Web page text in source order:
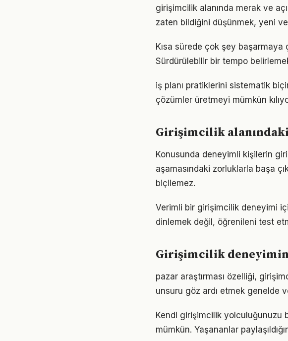
girişimcilik alanında merak ve
zaten bildiğini düşünmek, yeni
Kısa sürede çok şey başarmaya
Sürdürülebilir bir tempo
iş planı pratiklerini sistematik
çözümler üretmeyi mümkün
Girişimcilik
Konusunda deneyimli kişilerin
aşamasındaki zorluklarla başa
biçilemez.
Verimli bir girişimcilik deneyimi
dinlemek değil, öğrenileni test
Girişimcilik
pazar araştırması özelliği,
unsuru göz ardı etmek genelde
Kendi girişimcilik yolculuğunuzu
mümkün. Yaşananlar